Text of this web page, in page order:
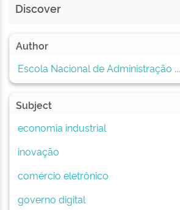
Discover
Author
Escola Nacional de Administração ...
Subject
economia industrial
inovação
comércio eletrônico
governo digital